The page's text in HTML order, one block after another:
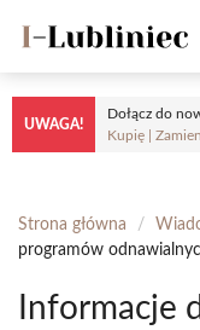
treści
UWAGA!
Dołącz do
Kupię |
Strona główna /
programów
Informacje